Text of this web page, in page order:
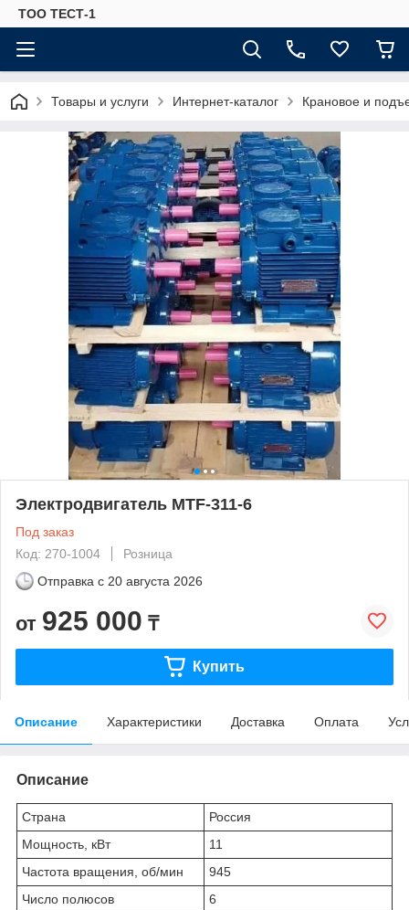
ТОО ТЕСТ-1
Товары и услуги Интернет-каталог Крановое и
Электродвигатель MTF-311-6
Под заказ
Код: 270-1004
Розница
Отправка с 20 августа 2026
от 925 000 ₸
Купить
Описание Характеристики Доставка Оплата
Описание
Страна
Россия
Мощность, кВт
11
Частота вращения, об/мин
945
Число полюсов
6